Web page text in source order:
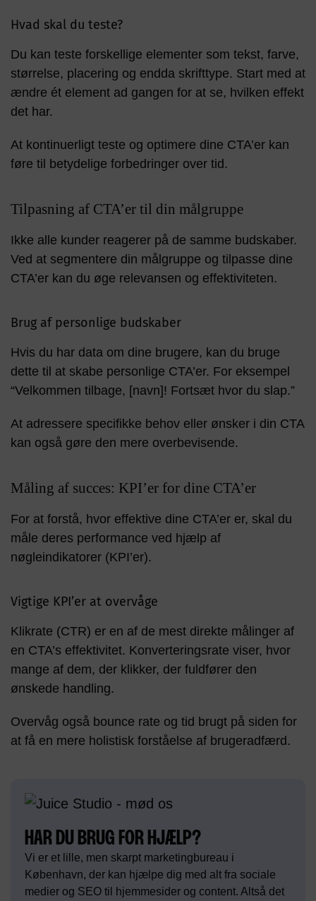
Hvad skal du teste?
Du kan teste forskellige elementer som tekst, farve,
størrelse, placering og endda skrifttype. Start med at
ændre ét element ad gangen for at se, hvilken effekt
det har.
At kontinuerligt teste og optimere dine CTA’er kan
føre til betydelige forbedringer over tid.
Tilpasning af CTA’er til din målgruppe
Ikke alle kunder reagerer på de samme budskaber.
Ved at segmentere din målgruppe og tilpasse dine
CTA’er kan du øge relevansen og effektiviteten.
Brug af personlige budskaber
Hvis du har data om dine brugere, kan du bruge
dette til at skabe personlige CTA’er. For eksempel
“Velkommen tilbage, [navn]! Fortsæt hvor du slap.”
At adressere specifikke behov eller ønsker i din CTA
kan også gøre den mere overbevisende.
Måling af succes: KPI’er for dine CTA’er
For at forstå, hvor effektive dine CTA’er er, skal du
måle deres performance ved hjælp af
nøgleindikatorer (KPI’er).
Vigtige KPI’er at overvåge
Klikrate (CTR) er en af de mest direkte målinger af
en CTA’s effektivitet. Konverteringsrate viser, hvor
mange af dem, der klikker, der fuldfører den
ønskede handling.
Overvåg også bounce rate og tid brugt på siden for
at få en mere holistisk forståelse af brugeradfærd.
HAR DU BRUG FOR HJÆLP?
Vi er et lille, men skarpt marketingbureau i
København, der kan hjælpe dig med alt fra sociale
medier og SEO til hjemmesider og content. Altså det